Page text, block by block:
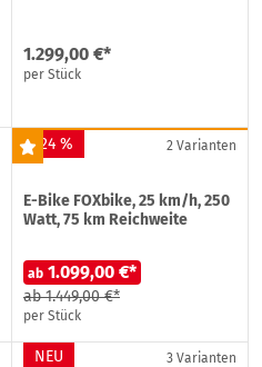
1.299,00 €*
per Stück
2 Varianten
-24 %
E-Bike FOXbike, 25 km/h, 250
Watt, 75 km Reichweite
ab 1.099,00 €*
ab1.449,00 €*
per Stück
3 Varianten
NEU